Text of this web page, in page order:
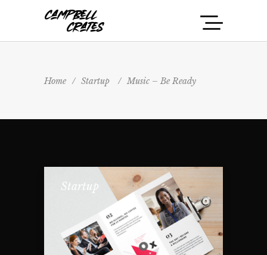
Home / Startup / Music – Be Ready
Startup